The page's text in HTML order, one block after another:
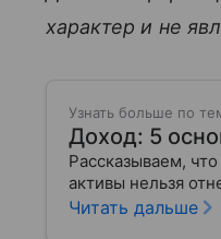
характер и не
Узнать больше по
Доход: 5
Рассказываем,
активы нельзя
Читать дальше